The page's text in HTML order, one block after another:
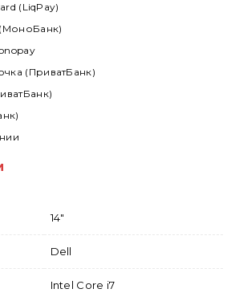
(LiqPay)
(ПриватБанк)
14"
Dell
Intel Core i7